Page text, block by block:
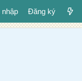
Đăng ký